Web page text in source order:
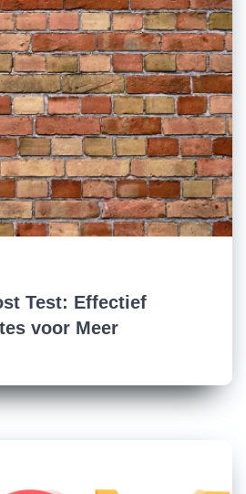
Test: Effectief
voor Meer